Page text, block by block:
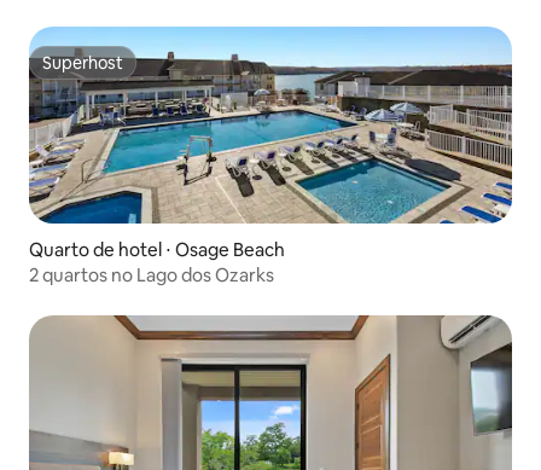
Superhost
Superhost
Quarto de hotel ⋅ Osage Beach
2 quartos no Lago dos Ozarks